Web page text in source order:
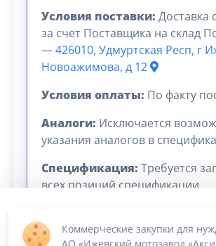
Условия поставки: Доставка
за счет Поставщика на склад
—426010, Удмуртская Респ, г
Новоажимова, д 12
Условия оплаты: По факту
Аналоги: Исключается
указания аналогов в
Спецификация: Требуется
всех позиций спецификации
Коммерческие закупки для